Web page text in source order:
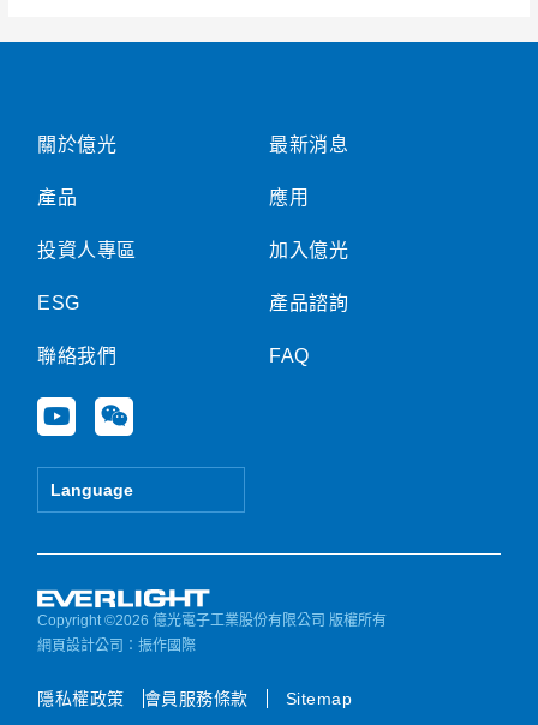
關於億光
產品
投資人專區
ESG
聯絡我們
Y
o
u
e
W
e
i
Language
最新消息
應用
加入億光
產品諮詢
FAQ
Copyright ©2026 億光電子工業股份有限公司 版權所有
網頁設計公司 ：振作國際
隱私權政策 會員服務條款 Sitemap